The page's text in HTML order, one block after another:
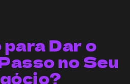
Dar o
no Seu